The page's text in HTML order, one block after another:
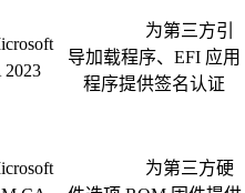
导加载程序、EFI 应用
程序提供签名认证